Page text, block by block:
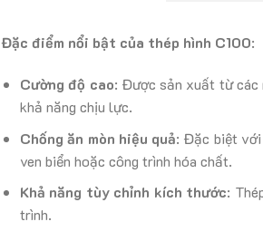
Đặc điểm nổi bật của thép hình C100:
Cường độ cao: Được sản xuất từ các
khả năng chịu lực.
Chống ăn mòn hiệu quả: Đặc biệt với
ven biển hoặc công trình hóa chất.
Khả năng tùy chỉnh kích thước:
trình.